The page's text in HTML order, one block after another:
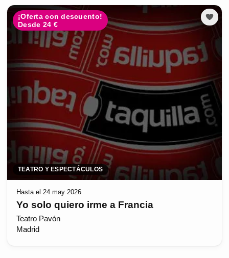
¡Oferta con descuento!
Desde 24 €
TEATRO Y ESPECTÁCULOS
Hasta el 24 may 2026
Yo solo quiero irme a Francia
Teatro Pavón
Madrid